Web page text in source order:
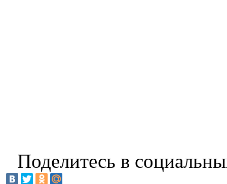
Поделитесь в